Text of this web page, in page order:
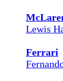
Lewis
Ferrari